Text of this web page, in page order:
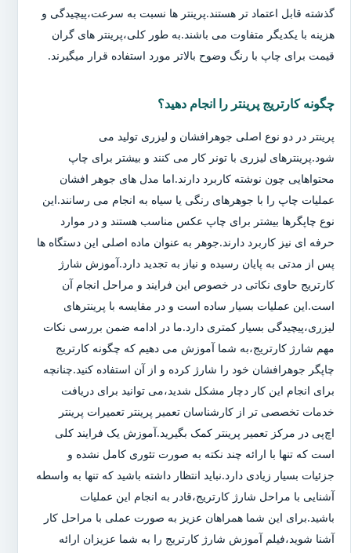
گذشته قابل اعتماد تر هستند.پرینتر ها نسبت به سرعت،پیچیدگی و
هزینه با یکدیگر متفاوت می باشند.به طور کلی،پرینتر های گران
قیمت برای چاپ با رنگ وضوح بالاتر مورد استفاده قرار میگیرند.
چگونه کارتریج پرینتر را انجام دهید؟
پرینتر در دو نوع اصلی جوهرافشان و لیزری تولید می
شود.پرینترهای لیزری با تونر کار می کنند و بیشتر برای چاپ
محتواهایی چون نوشته کاربرد دارند.اما مدل های جوهر افشان
عملیات چاپ را با جوهرهای رنگی یا سیاه به انجام می رسانند.این
نوع چاپگرها بیشتر برای چاپ عکس مناسب هستند و در موارد
حرفه ای نیز کاربرد دارند.جوهر به عنوان ماده اصلی این دستگاه ها
پس از مدتی به پایان رسیده و نیاز به تجدید دارد.آموزش شارژ
کارتریج حاوی نکاتی در خصوص این فرایند و مراحل انجام آن
است.این عملیات بسیار ساده است و در مقایسه با پرینترهای
لیزری،پیچیدگی بسیار کمتری دارد.ما در ادامه ضمن بررسی نکات
مهم شارژ کارتریج،به شما آموزش می دهیم که چگونه کارتریج
چاپگر جوهرافشان خود را شارژ کرده و از آن استفاده کنید.چنانچه
برای انجام این کار دچار مشکل شدید،می توانید برای دریافت
خدمات تخصصی تر از کارشناسان تعمیر پرینتر تعمیرات پرینتر
اچ‌پی در مرکز تعمیر پرینتر کمک بگیرید.آموزش یک فرایند کلی
است که تنها با ارائه چند نکته به صورت تئوری کامل نشده و
جزئیات بسیار زیادی دارد.نباید انتظار داشته باشید که تنها به واسطه
آشنایی با مراحل شارژ کارتریج،قادر به انجام این عملیات
باشید.برای این شما همراهان عزیز به صورت عملی با مراحل کار
آشنا شوید،فیلم آموزش شارژ کارتریج را به شما عزیزان ارائه